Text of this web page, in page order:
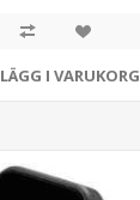
LÄGG I VARUKORG